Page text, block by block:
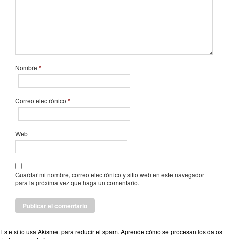
Nombre *
Correo electrónico *
Web
Guardar mi nombre, correo electrónico y sitio web en este navegador
para la próxima vez que haga un comentario.
Este sitio usa Akismet para reducir el spam. Aprende cómo se procesan los datos